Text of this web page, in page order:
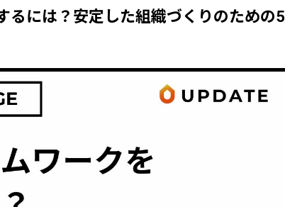
るには？安定した組織づくりのための5